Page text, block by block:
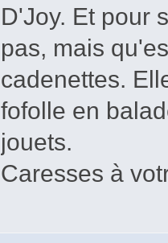
D'Joy. Et pour
pas, mais
cadenettes.
fofolle en
jouets.
Caresses à